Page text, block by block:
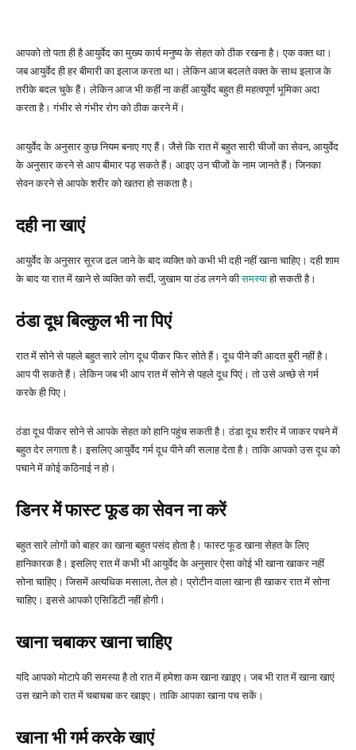
आपको तो पता ही है आयुर्वेद का मुख्य कार्य मनुष्य के सेहत को ठीक रखना है। एक वक्त था।
जब आयुर्वेद ही हर बीमारी का इलाज करता था। लेकिन आज बदलते वक्त के साथ इलाज के
तरीके बदल चुके हैं। लेकिन आज भी कहीं ना कहीं आयुर्वेद बहुत ही महत्वपूर्ण भूमिका अदा
करता है। गंभीर से गंभीर रोग को ठीक करने में।
आयुर्वेद के अनुसार कुछ नियम बनाए गए हैं। जैसे कि रात में बहुत सारी चीजों का सेवन, आयुर्वेद
के अनुसार करने से आप बीमार पड़ सकते हैं। आइए उन चीजों के नाम जानते हैं। जिनका
सेवन करने से आपके शरीर को खतरा हो सकता है।
दही ना खाएं
आयुर्वेद के अनुसार सूरज ढल जाने के बाद व्यक्ति को कभी भी दही नहीं खाना चाहिए। दही शाम
के बाद या रात में खाने से व्यक्ति को सर्दी, जुखाम या ठंड लगने कीसमस्याहो सकती है।
ठंडा दूध बिल्कुल भी ना पिएं
रात में सोने से पहले बहुत सारे लोग दूध पीकर फिर सोते हैं। दूध पीने की आदत बुरी नहीं है।
आप पी सकते हैं। लेकिन जब भी आप रात में सोने से पहले दूध पिएं। तो उसे अच्छे से गर्म
करके ही पिए।
ठंडा दूध पीकर सोने से आपके सेहत को हानि पहुंच सकती है। ठंडा दूध शरीर में जाकर पचने में
बहुत देर लगाता है। इसलिए आयुर्वेद गर्म दूध पीने की सलाह देता है। ताकि आपको उस दूध को
पचाने में कोई कठिनाई न हो।
डिनर में फास्ट फूड का सेवन ना करें
बहुत सारे लोगों को बाहर का खाना बहुत पसंद होता है। फास्ट फूड खाना सेहत के लिए
हानिकारक है। इसलिए रात में कभी भी आयुर्वेद के अनुसार ऐसा कोई भी खाना खाकर नहीं
सोना चाहिए। जिसमें अत्यधिक मसाला, तेल हो। प्रोटीन वाला खाना ही खाकर रात में सोना
चाहिए। इससे आपको एसिडिटी नहीं होगी।
खाना चबाकर खाना चाहिए
यदि आपको मोटापे की समस्या है तो रात में हमेशा कम खाना खाइए। जब भी रात में खाना खाएं
उस खाने को रात में चबाचबा कर खाइए। ताकि आपका खाना पच सकें।
खाना भी गर्म करके खाएं